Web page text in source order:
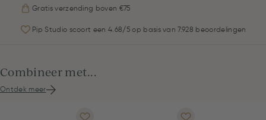
Gratis verzending boven €75
Pip Studio scoort een 4.68/5 op basis van 7.928 beoordelingen
Combineer met...
Ontdek meer